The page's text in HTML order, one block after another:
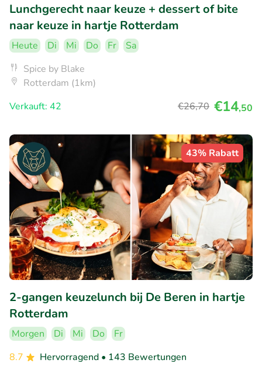
Lunchgerecht naar keuze + dessert of bite
naar keuze in hartje Rotterdam
Heute Di Mi Do Fr
Sa
Spice by Blake
Rotterdam (1km)
Verkauft: 42
€26,70 €14,50
43% Rabatt
2-gangen keuzelunch bij De Beren in hartje
Rotterdam
Morgen Di Mi Do
Fr
8.7
Hervorragend • 143 Bewertungen